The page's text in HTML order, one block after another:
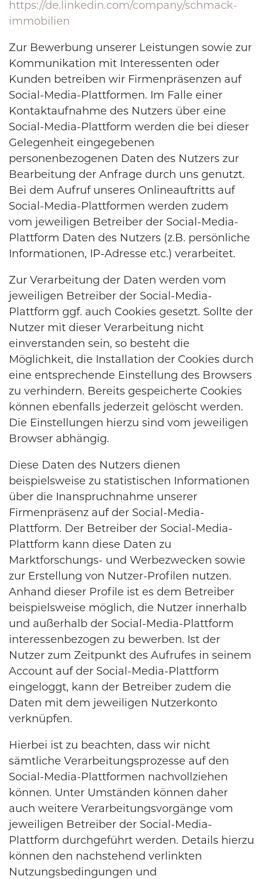
https://de.linkedin.com/company/schmack-
immobilien
Zur Bewerbung unserer Leistungen sowie zur
Kommunikation mit Interessenten oder
Kunden betreiben wir Firmenpräsenzen auf
Social-Media-Plattformen. Im Falle einer
Kontaktaufnahme des Nutzers über eine
Social-Media-Plattform werden die bei dieser
Gelegenheit eingegebenen
personenbezogenen Daten des Nutzers zur
Bearbeitung der Anfrage durch uns genutzt.
Bei dem Aufruf unseres Onlineauftritts auf
Social-Media-Plattformen werden zudem
vom jeweiligen Betreiber der Social-Media-
Plattform Daten des Nutzers (z.B. persönliche
Informationen, IP-Adresse etc.) verarbeitet.
Zur Verarbeitung der Daten werden vom
jeweiligen Betreiber der Social-Media-
Plattform ggf. auch Cookies gesetzt. Sollte der
Nutzer mit dieser Verarbeitung nicht
einverstanden sein, so besteht die
Möglichkeit, die Installation der Cookies durch
eine entsprechende Einstellung des Browsers
zu verhindern. Bereits gespeicherte Cookies
können ebenfalls jederzeit gelöscht werden.
Die Einstellungen hierzu sind vom jeweiligen
Browser abhängig.
Diese Daten des Nutzers dienen
beispielsweise zu statistischen Informationen
über die Inanspruchnahme unserer
Firmenpräsenz auf der Social-Media-
Plattform. Der Betreiber der Social-Media-
Plattform kann diese Daten zu
Marktforschungs- und Werbezwecken sowie
zur Erstellung von Nutzer-Profilen nutzen.
Anhand dieser Profile ist es dem Betreiber
beispielsweise möglich, die Nutzer innerhalb
und außerhalb der Social-Media-Plattform
interessenbezogen zu bewerben. Ist der
Nutzer zum Zeitpunkt des Aufrufes in seinem
Account auf der Social-Media-Plattform
eingeloggt, kann der Betreiber zudem die
Daten mit dem jeweiligen Nutzerkonto
verknüpfen.
Hierbei ist zu beachten, dass wir nicht
sämtliche Verarbeitungsprozesse auf den
Social-Media-Plattformen nachvollziehen
können. Unter Umständen können daher
auch weitere Verarbeitungsvorgänge vom
jeweiligen Betreiber der Social-Media-
Plattform durchgeführt werden. Details hierzu
können den nachstehend verlinkten
Nutzungsbedingungen und